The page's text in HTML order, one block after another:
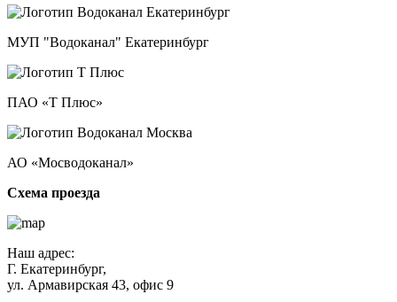
МУП "Водоканал" Екатеринбург
ПАО «Т Плюс»
АО «Мосводоканал»
Схема проезда
Наш адрес:
Г. Екатеринбург,
ул. Армавирская 43, офис 9